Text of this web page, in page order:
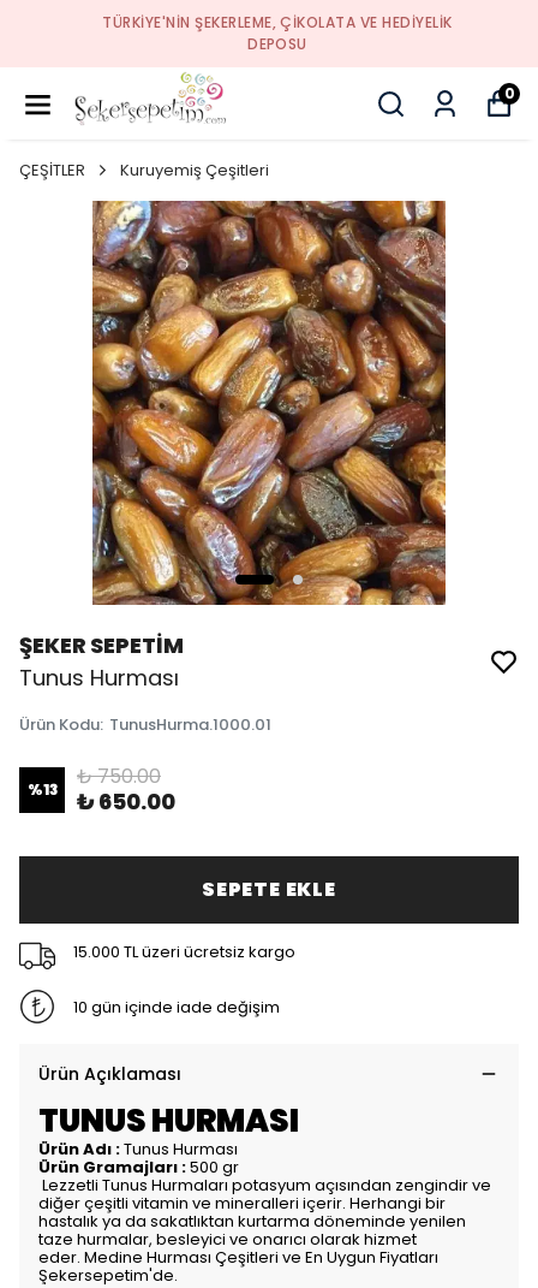
TÜRKIYE'NIN ŞEKERLEME, ÇIKOLATA VE HEDIYELIK
DEPOSU
0
ÇEŞİTLER Kuruyemiş Çeşitleri
ŞEKER SEPETİM
Tunus Hurması
Ürün Kodu: TunusHurma.1000.01
%13 ₺ 750.00
₺ 650.00
SEPETE EKLE
15.000 TL üzeri ücretsiz kargo
10 gün içinde iade değişim
Ürün Açıklaması
TUNUS HURMASI
Ürün Adı :Tunus Hurması
Ürün Gramajları :500 gr
Lezzetli Tunus Hurmaları potasyum açısından zengindir ve
diğer çeşitli vitamin ve mineralleri içerir. Herhangi bir
hastalık ya da sakatlıktan kurtarma döneminde yenilen
taze hurmalar, besleyici ve onarıcı olarak hizmet
eder. Medine Hurması Çeşitleri ve En Uygun Fiyatları
Şekersepetim'de.